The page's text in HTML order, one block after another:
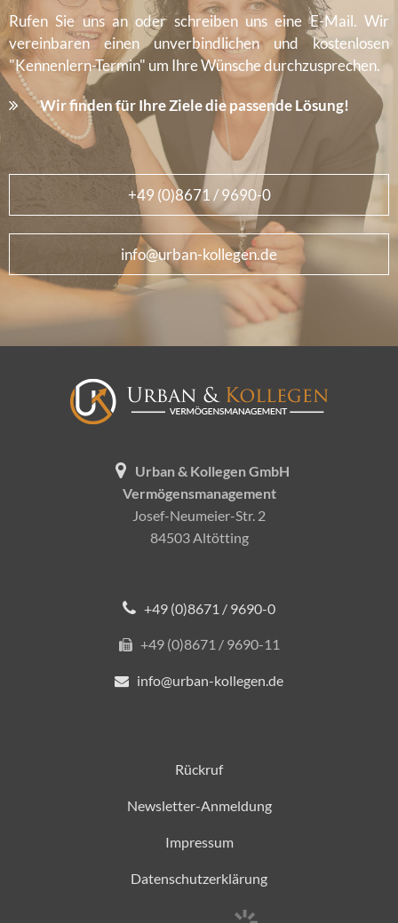
Rufen Sie uns an oder schreiben uns eine E-Mail. Wir
vereinbaren einen unverbindlichen und kostenlosen
"Kennenlern-Termin" um Ihre Wünsche durchzusprechen.
Wir finden für Ihre Ziele die passende Lösung!
+49 (0)8671 / 9690-0
info@urban-kollegen.de
Urban & Kollegen GmbH
Vermögensmanagement
Josef-Neumeier-Str. 2
84503 Altötting
+49 (0)8671 / 9690-0
+49 (0)8671 / 9690-11
info@urban-kollegen.de
Rückruf
Newsletter-Anmeldung
Impressum
Datenschutzerklärung